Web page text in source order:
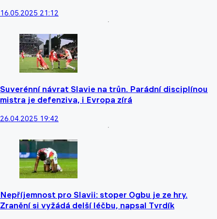
16.05.2025 21:12
Suverénní návrat Slavie na trůn. Parádní disciplínou
mistra je defenziva, i Evropa zírá
26.04.2025 19:42
Nepříjemnost pro Slavii: stoper Ogbu je ze hry.
Zranění si vyžádá delší léčbu, napsal Tvrdík